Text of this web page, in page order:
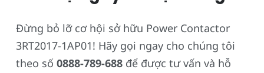
Đừng bỏ lỡ cơ hội sở hữu Power Contactor
3RT2017-1AP01! Hãy gọi ngay cho chúng tôi
theo số 0888-789-688 để được tư vấn và hỗ